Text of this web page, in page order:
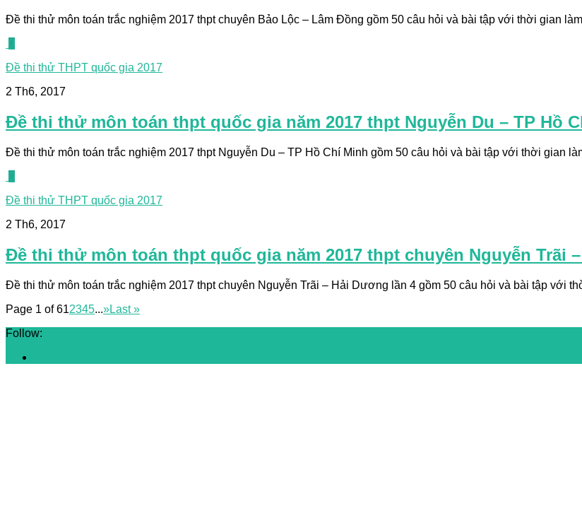
Đề thi thử môn toán trắc nghiệm 2017 thpt chuyên Bảo Lộc – Lâm Đồng gồm 50 câu hỏi và bài tập với thời gian
Đề thi thử THPT quốc gia 2017
2 Th6, 2017
Đề thi thử môn toán thpt quốc gia năm 2017 thpt Nguyễn Du – TP Hồ
Đề thi thử môn toán trắc nghiệm 2017 thpt Nguyễn Du – TP Hồ Chí Minh gồm 50 câu hỏi và bài tập với thời gian
Đề thi thử THPT quốc gia 2017
2 Th6, 2017
Đề thi thử môn toán thpt quốc gia năm 2017 thpt chuyên Nguyễn Trãi
Đề thi thử môn toán trắc nghiệm 2017 thpt chuyên Nguyễn Trãi – Hải Dương lần 4 gồm 50 câu hỏi và bài tập với
Page 1 of 612345...»Last »
Follow: